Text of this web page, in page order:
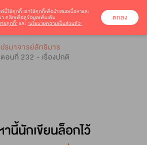
ปรมาจารย์ลัทธิมาร
ตอนที่ 232 - เรื่องปกติ
ต์นี้ใช้คุกกี้ เราใช้คุกกี้เพื่อนำเสนอเนื้อหาและ
คลิกเพื่อดูข้อมูลเพิ่มเติม
ายคุกกี้’ และ ‘นโยบายความเป็นส่วนตัว’
ตกลง